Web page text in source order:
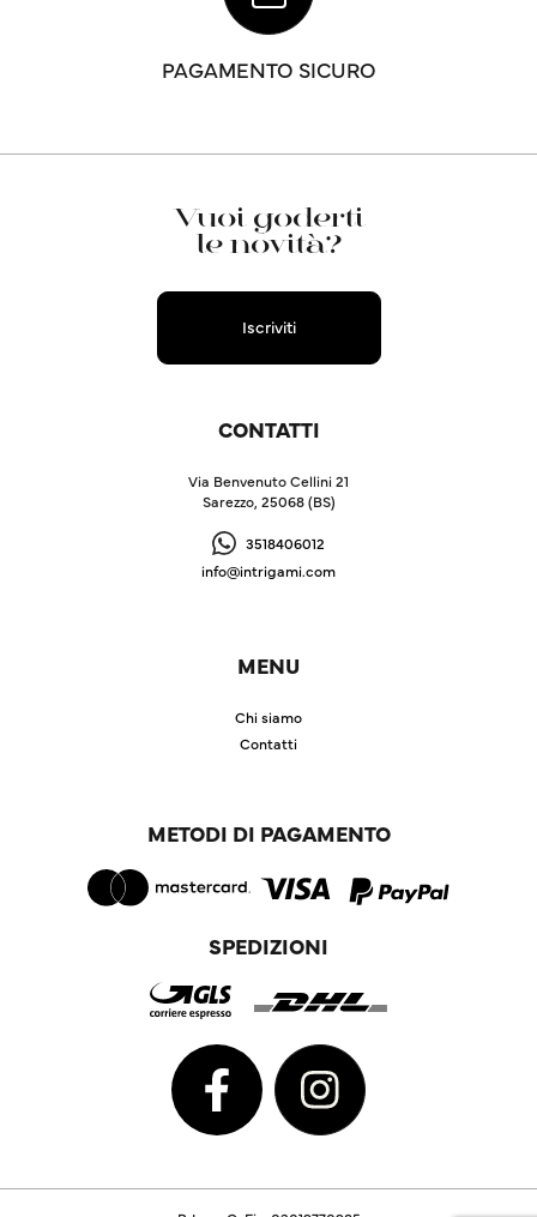
PAGAMENTO SICURO
Vuoi goderti
le novità?
Iscriviti
CONTATTI
Via Benvenuto Cellini 21
Sarezzo, 25068 (BS)
3518406012
info@intrigami.com
MENU
Chi siamo
Contatti
METODI DI PAGAMENTO
SPEDIZIONI